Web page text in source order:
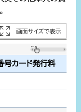
画面サイズで表示
号カード発行料